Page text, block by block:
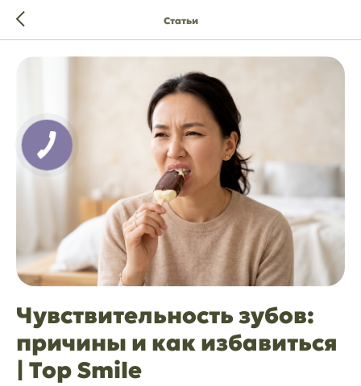
Статьи
Чувствительность зубов:
причины и как избавиться
| Top Smile